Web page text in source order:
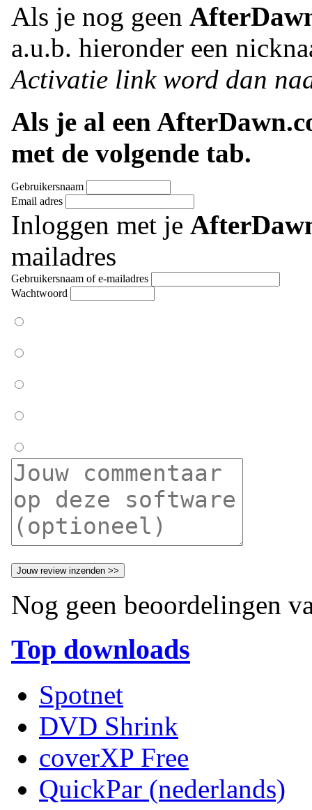
Als je nog geen
a.u.b. hieronder een
Activatie link word dan
Als je al een
met de volgende tab.
Gebruikersnaam
Email adres
Inloggen met je
mailadres
Gebruikersnaam of e-mailadres
Wachtwoord
Nog geen beoordelingen
Top downloads
Spotnet
DVD Shrink
coverXP Free
QuickPar (nederlands)